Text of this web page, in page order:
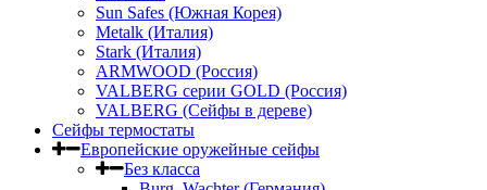
Sun Safes (Южная Корея)
Metalk (Италия)
Stark (Италия)
ARMWOOD (Россия)
VALBERG серии GOLD (Россия)
VALBERG (Сейфы в дереве)
Сейфы термостаты
Европейские оружейные сейфы
Без класса